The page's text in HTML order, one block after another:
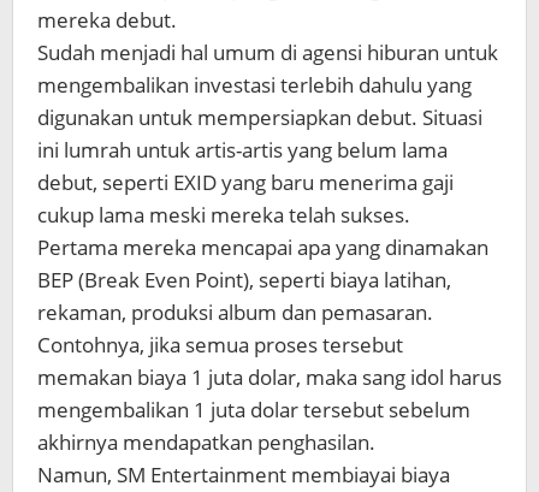
mereka debut.
Sudah menjadi hal umum di agensi hiburan untuk
mengembalikan investasi terlebih dahulu yang
digunakan untuk mempersiapkan debut. Situasi
ini lumrah untuk artis-artis yang belum lama
debut, seperti EXID yang baru menerima gaji
cukup lama meski mereka telah sukses.
Pertama mereka mencapai apa yang dinamakan
BEP (Break Even Point), seperti biaya latihan,
rekaman, produksi album dan pemasaran.
Contohnya, jika semua proses tersebut
memakan biaya 1 juta dolar, maka sang idol harus
mengembalikan 1 juta dolar tersebut sebelum
akhirnya mendapatkan penghasilan.
Namun, SM Entertainment membiayai biaya